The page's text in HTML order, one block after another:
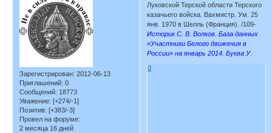
Зарегистрирован: 2012-06-13
Приглашений: 0
Сообщений: 18773
Уважение: [+274/-1]
Позитив: [+383/-3]
Провел на форуме:
2 месяца 16 дней
Луковской Терской области Терского
казачьего войска. Вахмистр. Ум. 25
янв. 1970 в Шелль (Франция). /109-
Историк С. В. Волков. База данных
«Участники Белого движения в
России» на январь 2014. Буква У.
0